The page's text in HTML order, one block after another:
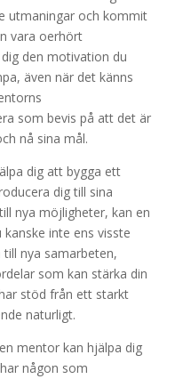
utmaningar och kommit
vara oerhört
den motivation du
även när det känns
som bevis på att det är
nå sina mål.
dig att bygga ett
dig till sina
nya möjligheter, kan en
inte ens visste
nya samarbeten,
som kan stärka din
stöd från ett starkt
naturligt.
mentor kan hjälpa dig
någon som